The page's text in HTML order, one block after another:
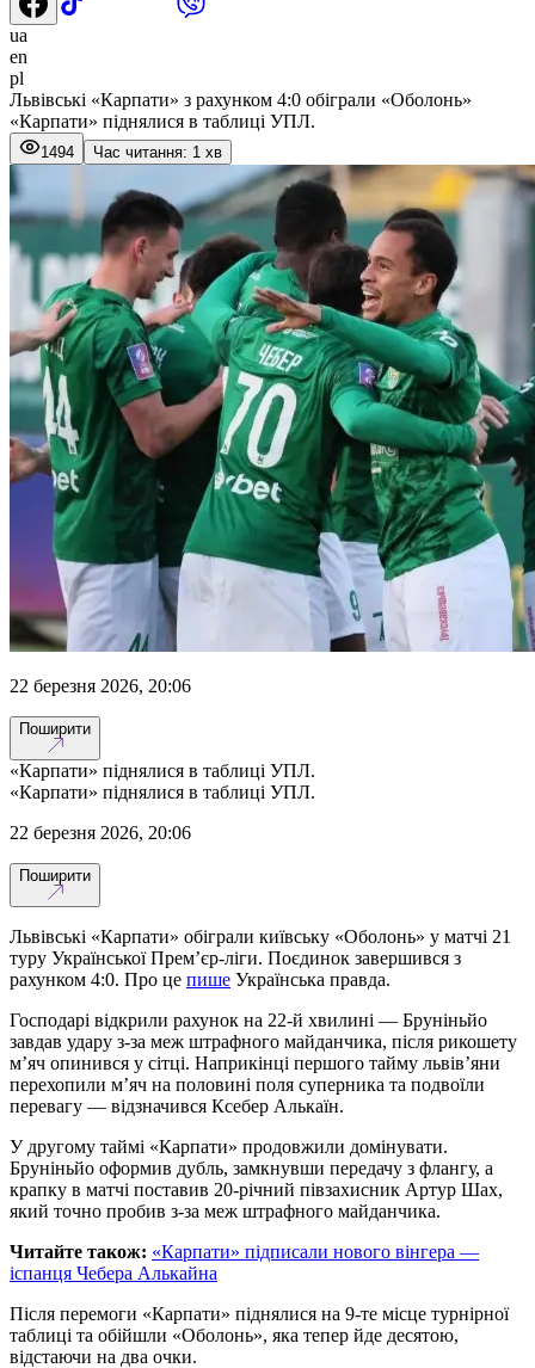
ua
en
pl
Львівські «Карпати» з рахунком 4:0 обіграли «Оболонь»
«Карпати» піднялися в таблиці УПЛ.
1494 Час читання: 1 хв
22 березня 2026, 20:06
Поширити
«Карпати» піднялися в таблиці УПЛ.
«Карпати» піднялися в таблиці УПЛ.
22 березня 2026, 20:06
Поширити
Львівські «Карпати» обіграли київську «Оболонь» у матчі 21
туру Української Прем’єр-ліги. Поєдинок завершився з
рахунком 4:0. Про це пише Українська правда.
Господарі відкрили рахунок на 22-й хвилині — Бруніньйо
завдав удару з-за меж штрафного майданчика, після рикошету
м’яч опинився у сітці. Наприкінці першого тайму львів’яни
перехопили м’яч на половині поля суперника та подвоїли
перевагу — відзначився Ксебер Алькаїн.
У другому таймі «Карпати» продовжили домінувати.
Бруніньйо оформив дубль, замкнувши передачу з флангу, а
крапку в матчі поставив 20-річний півзахисник Артур Шах,
який точно пробив з-за меж штрафного майданчика.
Читайте також: «Карпати» підписали нового вінгера —
іспанця Чебера Алькайна
Після перемоги «Карпати» піднялися на 9-те місце турнірної
таблиці та обійшли «Оболонь», яка тепер йде десятою,
відстаючи на два очки.